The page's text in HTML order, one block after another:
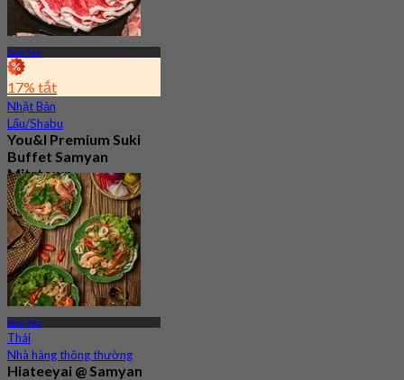
Sam Yan
17% tắt
Nhật Bản
Lẩu/Shabu
You&I Premium Suki
Buffet Samyan
Mitrtown
4.7
3.3K Đã đặt chỗ
Từ฿ 498
Sam Yan
Thái
Nhà hàng thông thường
Hiateeyai @ Samyan